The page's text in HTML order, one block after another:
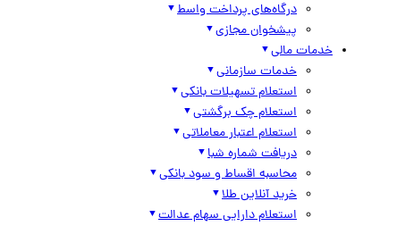
درگاه‌های پرداخت واسط
پیشخوان مجازی
خدمات مالی
خدمات سازمانی
استعلام تسهیلات بانکی
استعلام چک برگشتی
استعلام اعتبار معاملاتی
دریافت شماره شبا
محاسبه اقساط و سود بانکی
خرید آنلاین طلا
استعلام دارایی سهام عدالت